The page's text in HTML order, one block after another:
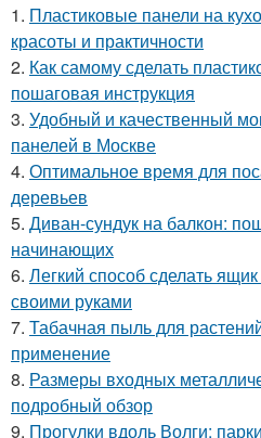
1. Пластиковые панели на
красоты и практичности
2. Как самому сделать
пошаговая инструкция
3. Удобный и качественный
панелей в Москве
4. Оптимальное время для
деревьев
5. Диван-сундук на балкон:
начинающих
6. Легкий способ сделать
своими руками
7. Табачная пыль для
применение
8. Размеры входных
подробный обзор
9. Прогулки вдоль Волги: